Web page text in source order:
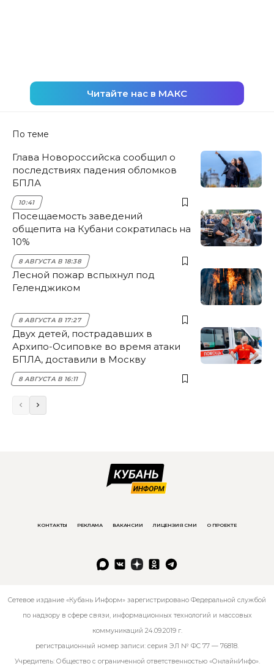
Читайте нас в МАКС
По теме
Глава Новороссийска сообщил о
последствиях падения обломков
БПЛА
10:41
Посещаемость заведений
общепита на Кубани сократилась на
10%
8 АВГУСТА В 18:38
Лесной пожар вспыхнул под
Геленджиком
8 АВГУСТА В 17:27
Двух детей, пострадавших в
Архипо-Осиповке во время атаки
БПЛА, доставили в Москву
8 АВГУСТА В 16:11
КОНТАКТЫ РЕКЛАМА ВАКАНСИИ ЛИЦЕНЗИЯ СМИ О ПРОЕКТЕ
Сетевое издание «Кубань Информ» зарегистрировано Федеральной службой
по надзору в сфере связи, информационных технологий и массовых
коммуникаций 24.09.2019 г.
регистрационный номер записи: серия ЭЛ № ФС 77 — 76818.
Учредитель: Общество с ограниченной ответственностью «ОнлайнИнфо».